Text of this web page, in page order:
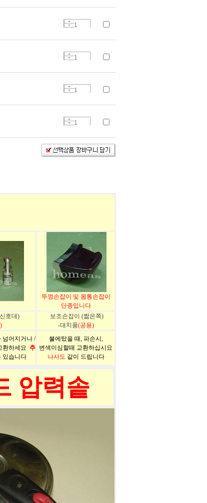
뚜껑손잡이 및 몸통손잡이
단종입니다
호대)
보조손잡이 (짦은쪽)
-대치품(공용)
넘어지거나 /
환하세요 추
있습니다
불에탔을 때, 파손시,
변색이심할때 교환하십시요
나사도 같이 드립니다
압력솥